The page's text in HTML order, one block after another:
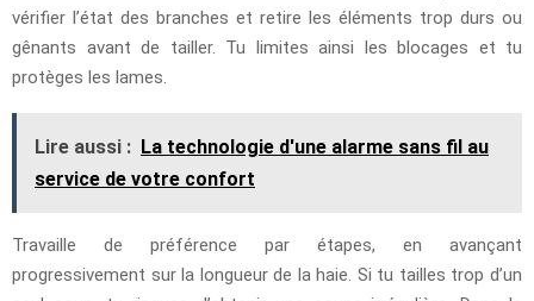
vérifier l’état des branches et retire les éléments trop durs ou
gênants avant de tailler. Tu limites ainsi les blocages et tu
protèges les lames.
Lire aussi : La technologie d'une alarme sans fil au
service de votre confort
Travaille de préférence par étapes, en avançant
progressivement sur la longueur de la haie. Si tu tailles trop d’un